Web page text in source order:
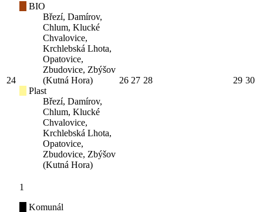
24
BIO
Březí, Damírov,
Chlum, Klucké
Chvalovice,
Krchlebská Lhota,
Opatovice,
Zbudovice, Zbýšov
(Kutná Hora)
Plast
Březí, Damírov,
Chlum, Klucké
Chvalovice,
Krchlebská Lhota,
Opatovice,
Zbudovice, Zbýšov
(Kutná Hora)
26 27 28 29 30
1
Komunál